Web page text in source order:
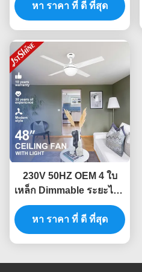
หา ราคา ที่ ดี ที่สุด
230V 50HZ OEM 4 ใบ
เหล็ก Dimmable ระยะไกล
LED เพดานแฟนแสง
หา ราคา ที่ ดี ที่สุด